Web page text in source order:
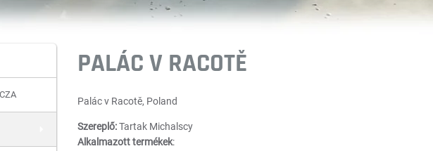
PALÁC V RACOTĚ
Palác v Racotě, Poland
Szereplő:Tartak Michalscy
Alkalmazott termékek: